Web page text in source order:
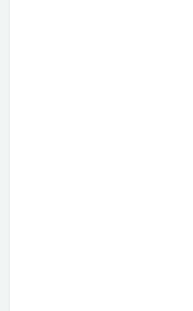
پایدار و طولانی‌مدت دارد و
بالا و شکر پایین، می‌تواند در
حفظ توده عضلانی مؤثر باشد.
دارد؟
خاصی ندارد، اما به دلیل داشتن
افراد حساس یا مبتلا به مشکلات
پزشک مصرف شود.
چند وعده دارد؟
بالایی دارد و می‌توان آن را با
کرد.